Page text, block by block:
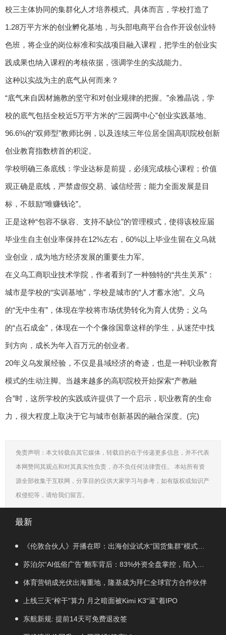
校三主体协同的集群化人才培养模式。具体而言，学校打造了
1.28万平方米的创业孵化基地，与头部电商平台合作开设创业特
色班，将企业的岗位标准和实战项目融入课程，把学生的创业实
践成果也纳入课程的考核依据，强调学生的实战能力。
这种以实战为主的底气从何而来？
“底气来自因材施教的坚守和对创业规律的把握。”余雅晶说，学
校的底气包括全校近5万平方米的“三园两中心”创业实践基地、
96.6%的“双师型”教师比例，以及连续三年位居全国高职院校创新
创业教育指数榜首的积淀。
学校明确三条底线：学业达标是前提，必须完成核心课程；价值
观正确是底线，严禁虚假交易、诚信经营；能力全面发展是目
标，不鼓励“唯赚钱论”。
正是这种“包容不纵容、支持不缺位”的管理模式，使得该校应届
毕业生自主创业率保持在12%左右，60%以上毕业生留在义乌就
业创业，成为地方经济发展的重要生力军。
在义乌工商职业技术学院，作者看到了一种独特的“共生关系”：
城市是学校的“实训基地”，学校是城市的“人才蓄水池”。义乌
的“无中生有”，体现在学校将市场优势转化为育人优势；义乌
的“点石成金”，体现在一个个像徐国章这样的学生，从迷茫中找
到方向，成长为年入百万元的创业者。
20年义乌发展经验，不仅是县域经济的奇迹，也是一种职业教育
模式的生动注脚。当越来越多的高职院校开始探索“产教融
合”时，这所学校的实践或许提供了一个启示，职业教育的生命
力，很大程度上取决于它与城市创新基因的融合深度。(完)
免责声明：本文转载自其它媒体，转载目的在于传递更多信息，并不代表
本网赞同其观点和对其真实性负责，亦不负任何法律责任。 本站所有资
源全部收集于互联网，分享目的仅供大家学习与参考，如有版权或知识产
权侵犯等，请给我们留言。
最新
《伦敦合伙人》开播在即：出海创业试水“国货集群”模式，
带动入境消费反向种草
苏泊尔“AI低俗广告”翻车背后：83%外资全盘掌控，陷入流
量内卷、质量频发的负循环
体育营销成光伏出海重地，隆基成为拜仁全球官方合作伙伴
上线三天“榨干”算力 月之暗面被Kimi K3“逼”着IPO
东航新规: 提前14天可免费退改签